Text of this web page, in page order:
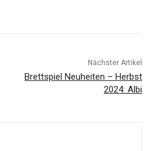
Nächster Artikel
Brettspiel Neuheiten – Herbst
2024: Albi